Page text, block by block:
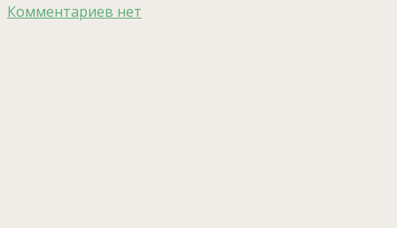
Комментариев нет